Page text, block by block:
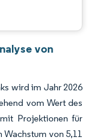
von
wird im Jahr 2026
vom Wert des
Projektionen für
Wachstum von 5,11